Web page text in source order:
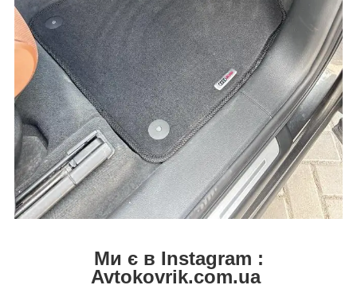
Ми є в Instagram :
Avtokovrik.com.ua